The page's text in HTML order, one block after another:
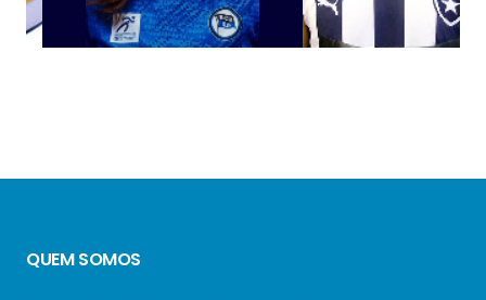
QUEM SOMOS